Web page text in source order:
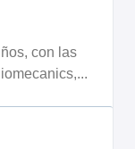
con las